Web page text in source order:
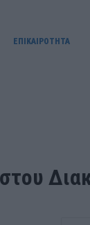
ΕΠΙΚΑΙΡΟΤΗΤΑ